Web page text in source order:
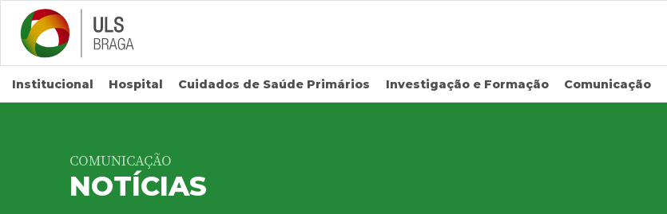
Saltar para conteúdo principal
Institucional Hospital Cuidados de Saúde Primários Investigação e Formação Comunicação
COMUNICAÇÃO
NOTÍCIAS